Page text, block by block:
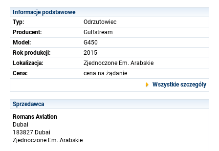
Informacje podstawowe
Typ:
Odrzutowiec
Producent:
Gulfstream
Model:
G450
Rok produkcji:
2015
Lokalizacja:
Zjednoczone Em. Arabskie
Cena:
cena na żądanie
Wszystkie szczególy
Sprzedawca
Romans Aviation
Dubai
183827 Dubai
Zjednoczone Em. Arabskie